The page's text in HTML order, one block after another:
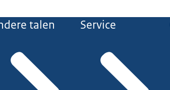
talen Service